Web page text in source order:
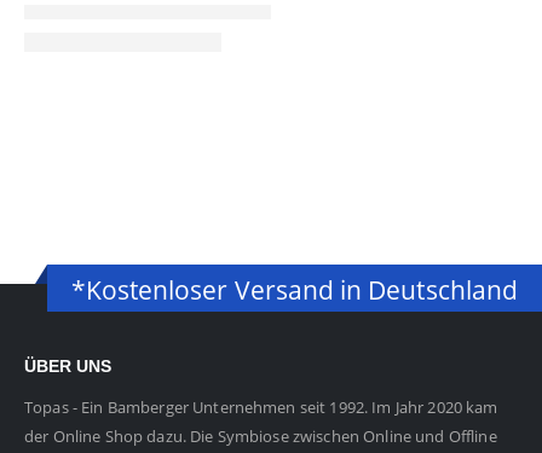
*Kostenloser Versand in Deutschland
ÜBER UNS
Topas - Ein Bamberger Unternehmen seit 1992. Im Jahr 2020 kam
der Online Shop dazu. Die Symbiose zwischen Online und Offline